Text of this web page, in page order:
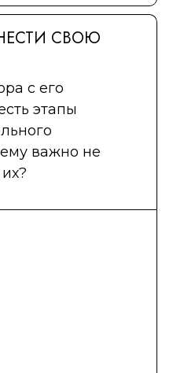
СВОЮ
с его
этапы
важно не